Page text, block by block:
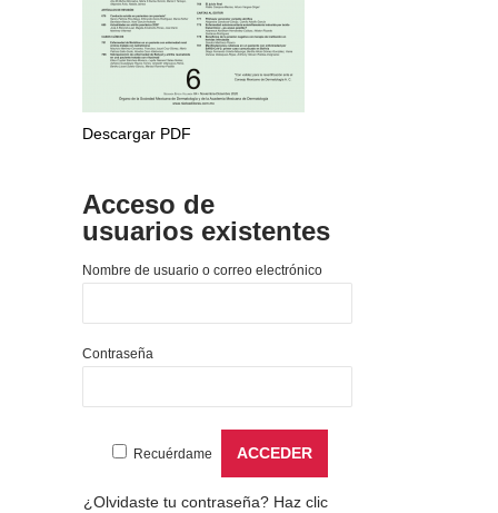
Descargar PDF
Acceso de
usuarios existentes
Nombre de usuario o correo electrónico
Contraseña
Recuérdame
¿Olvidaste tu contraseña? Haz clic